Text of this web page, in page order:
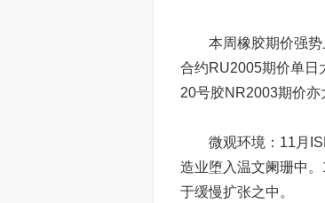
本周橡胶期价强势
合约RU2005期价单日
20号胶NR2003期价亦
微观环境：11月ISM
造业堕入温文阑珊中
于缓慢扩张之中。